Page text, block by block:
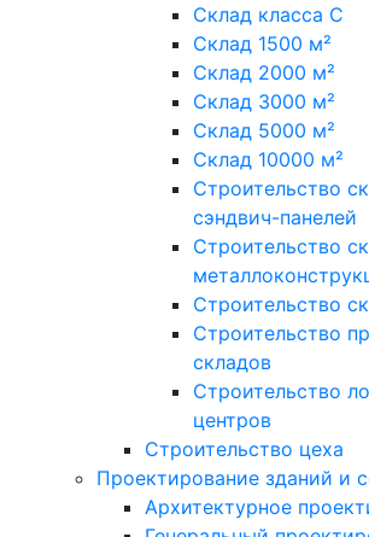
Склад класса С
Склад 1500 м²
Склад 2000 м²
Склад 3000 м²
Склад 5000 м²
Склад 10000 м²
Строительство
сэндвич-панелей
Строительство
Строительство
Строительство
складов
Строительство
центров
Строительство цеха
Проектирование зданий и
Архитектурное